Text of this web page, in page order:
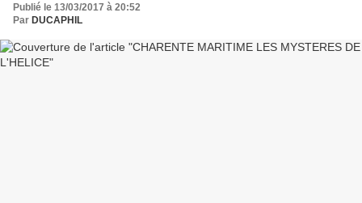
Publié le 13/03/2017 à 20:52
Par DUCAPHIL